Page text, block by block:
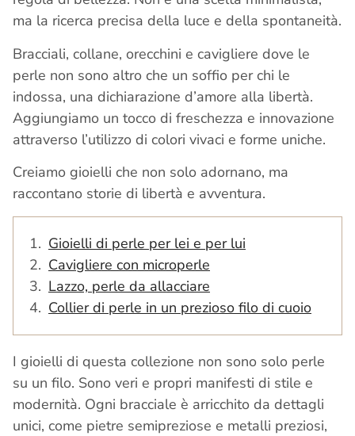
ma la ricerca precisa della luce e della spontaneità.
Bracciali, collane, orecchini e cavigliere dove le
perle non sono altro che un soffio per chi le
indossa, una dichiarazione d’amore alla libertà.
Aggiungiamo un tocco di freschezza e innovazione
attraverso l’utilizzo di colori vivaci e forme uniche.
Creiamo gioielli che non solo adornano, ma
raccontano storie di libertà e avventura.
Gioielli di perle per lei e per lui
Cavigliere con microperle
Lazzo, perle da allacciare
Collier di perle in un prezioso filo di cuoio
I gioielli di questa collezione non sono solo perle
su un filo. Sono veri e propri manifesti di stile e
modernità. Ogni bracciale è arricchito da dettagli
unici, come pietre semipreziose e metalli preziosi,